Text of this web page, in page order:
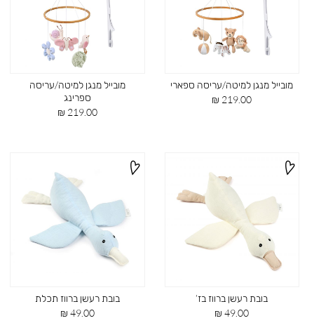
מובייל מנגן למיטה/עריסה ספארי
מחיר
219.00 ₪
מובייל מנגן למיטה/עריסה
ספרינג
מחיר
219.00 ₪
בובת רעשן ברווז בז’
מחיר
49.00 ₪
בובת רעשן ברווז תכלת
מחיר
49.00 ₪